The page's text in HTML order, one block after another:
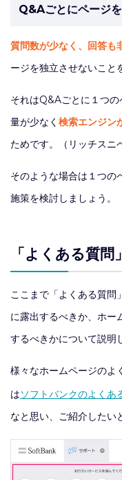
Q&Aごとにページ
質問数が少なく、回答も
ージを独立させないこと
それはQ&Aごとに１つ
量が少なく 検索エンジン
ためです。（リッチスニ
そのような場合は１つの
施策を検討しましょう。
「よくある質
ここまで「よくある質問
に露出するべきか、ホー
するべきかについて説明
様々なホームページのよ
はソフトバンクのよくあ
なと思い、ご紹介したい